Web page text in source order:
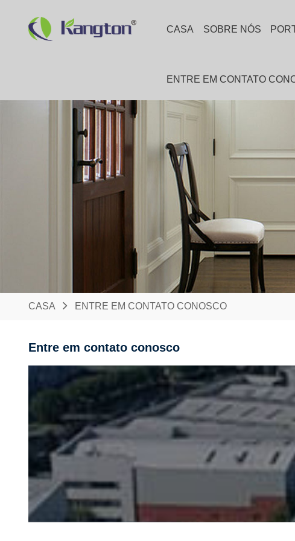
CASA SOBRE NÓS
ENTRE EM CONTATO
CASA ENTRE EM CONTATO CONOSCO
Entre em contato conosco